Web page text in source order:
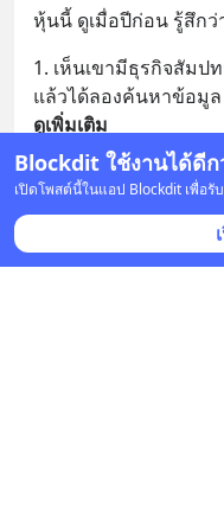
หุ้นนี้ ดูเมื่อปีก่อน รู้สึกว่
1. เห็นเขามีธุรกิจสัมป
แล้วได้ลองค้นหาข้อมูล
ดูเพิ่มเติม
2 บันทึก
Thatchanon
18 ก.ค. 2024 เวลา
Blockdit ใช้งานได้ดี
เปิดโพสต์นี้ในแอป Blockdit เพื่อ